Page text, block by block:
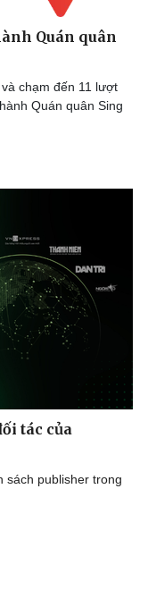
Tình yêu - Gia đình
Quán quân
chạm đến 11 lượt
Quán quân Sing
tác của
sách publisher trong